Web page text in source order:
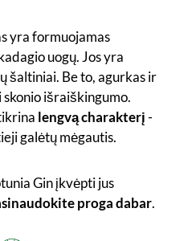
yra formuojamas
uogų. Jos yra
šaltiniai. Be to, agurkas ir
išraiškingumo.
lengvą charakterį-
galėtų mėgautis.
Gin įkvėpti jus
proga dabar.